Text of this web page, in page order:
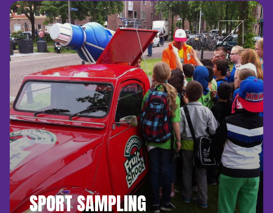
SPORT SAMPLING